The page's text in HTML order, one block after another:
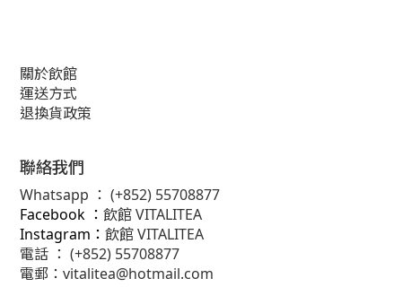
關於飲館
運送方式
退換貨政策
聯絡我們
Whatsapp ： (+852) 55708877
Facebook ： 飲館 VITALITEA
Instagram： 飲館 VITALITEA
電話 ： (+852) 55708877
電郵： vitalitea@hotmail.com